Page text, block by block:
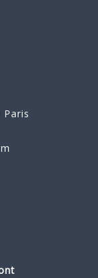
Paris